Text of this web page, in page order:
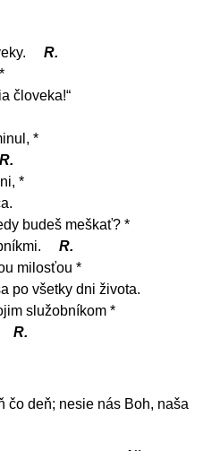
R.
človeka!“
*
R.
*
budeš meškať? *
R.
milosťou *
po všetky dni života.
služobníkom *
R.
čo deň; nesie nás Boh, naša